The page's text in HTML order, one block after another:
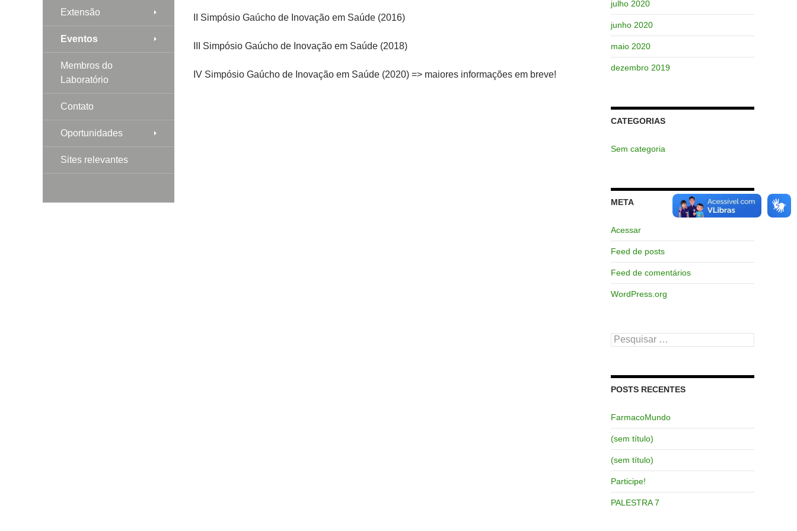
II Simpósio Gaúcho de Inovação em Saúde (2016)
III Simpósio Gaúcho de Inovação em Saúde (2018)
IV Simpósio Gaúcho de Inovação em Saúde (2020) => maiores informações em breve!
julho 2020
junho 2020
maio 2020
dezembro 2019
CATEGORIAS
Sem categoria
META
Acessar
Feed de posts
Feed de comentários
WordPress.org
Pesquisar
por:
POSTS RECENTES
FarmacoMundo
(sem título)
(sem título)
Participe!
PALESTRA 7
Extensão
Eventos
Membros do
Laboratório
Contato
Oportunidades
Sites relevantes